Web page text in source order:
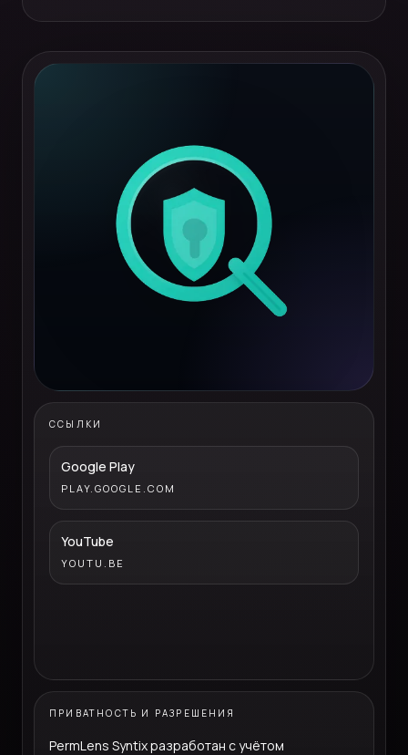
ССЫЛКИ
Google Play
PLAY.GOOGLE.COM
YouTube
YOUTU.BE
ПРИВАТНОСТЬ И РАЗРЕШЕНИЯ
PermLens Syntix разработан с учётом